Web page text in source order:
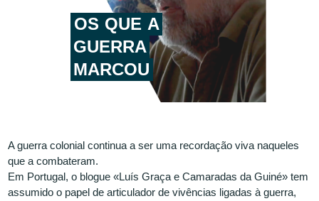
OS QUE A
GUERRA
MARCOU
A guerra colonial continua a ser uma recordação viva naqueles
que a combateram.
Em Portugal, o blogue «Luís Graça e Camaradas da Guiné» tem
assumido o papel de articulador de vivências ligadas à guerra,